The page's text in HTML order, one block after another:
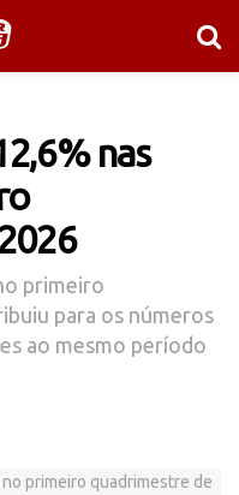
nas
primeiro
para os números
ao mesmo período